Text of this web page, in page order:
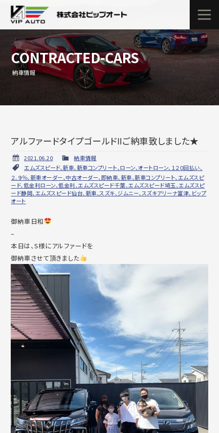
CONTRACTED-CARS
納車情報
アルファードタイプゴールドⅡご納車致しました★
2021.06.20
納車情報
エムズスピード、新車、新車コンプリート、ローン、オートローン、１２０回払い、
２．９％、新車オーダー、中古オーダー、即納車、新車、新車コンプリート、エムズスピ
ード、低金利ローン、低金利、エムズスピード千葉、エムズスピード埼玉、エムズスピ
ード静岡、エムズスピード仙台、新車、スズキ、ジムニー、スズキアリーナ富津、ビップ
オート
御納車日和
–
本日は、S様にアルファードを
御納車させて頂きました